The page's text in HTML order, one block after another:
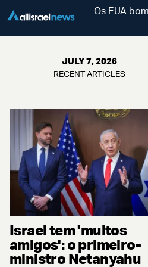
Os EUA
JULY 7, 2026
RECENT ARTICLES
Israel tem 'muitos
amigos': o primeiro-
ministro Netanyahu